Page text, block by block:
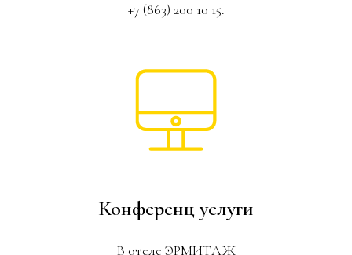
+7 (863) 200 10 15.
Конференц услуги
В отеле ЭРМИТАЖ